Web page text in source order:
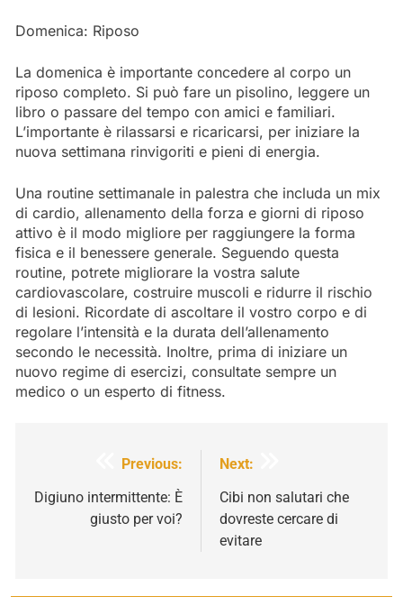
Domenica: Riposo
La domenica è importante concedere al corpo un
riposo completo. Si può fare un pisolino, leggere un
libro o passare del tempo con amici e familiari.
L’importante è rilassarsi e ricaricarsi, per iniziare la
nuova settimana rinvigoriti e pieni di energia.
Una routine settimanale in palestra che includa un mix
di cardio, allenamento della forza e giorni di riposo
attivo è il modo migliore per raggiungere la forma
fisica e il benessere generale. Seguendo questa
routine, potrete migliorare la vostra salute
cardiovascolare, costruire muscoli e ridurre il rischio
di lesioni. Ricordate di ascoltare il vostro corpo e di
regolare l’intensità e la durata dell’allenamento
secondo le necessità. Inoltre, prima di iniziare un
nuovo regime di esercizi, consultate sempre un
medico o un esperto di fitness.
Navigazione
articoli
Previous:
Digiuno intermittente: È
giusto per voi?
Next:
Cibi non salutari che
dovreste cercare di
evitare